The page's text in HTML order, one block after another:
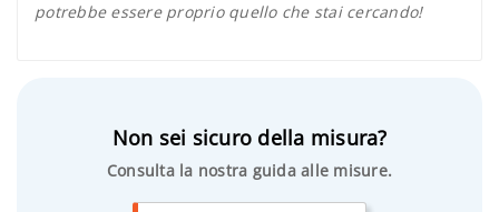
potrebbe essere proprio quello che stai cercando!
Non sei sicuro della misura?
Consulta la nostra guida alle misure.